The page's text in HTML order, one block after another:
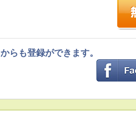
らも登録ができます。